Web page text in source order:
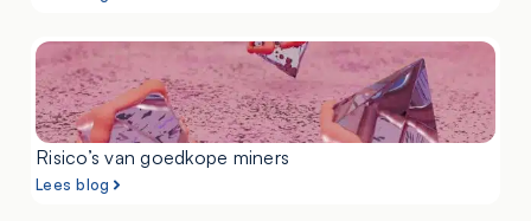
Risico’s van goedkope miners
Lees blog